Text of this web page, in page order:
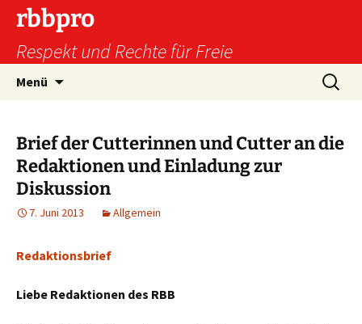
Zum
Inhalt
springen
rbbpro
Respekt und Rechte für Freie
Menü
Suchen
nach:
Brief der Cutterinnen und Cutter an die
Redaktionen und Einladung zur
Diskussion
7. Juni 2013 Allgemein
Redaktionsbrief
Liebe Redaktionen des RBB